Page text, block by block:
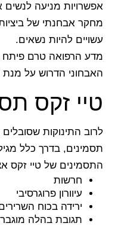
אפשרויות מניעה לנשים
מחקר אבחנתי של
עשויים להיות נשאים.
מדע הרפואה טרם פיתח
האבחוני הדרוש על מנת
טיי זקס
לרוב התינוקות
תסמינים, בדרך כלל
התסמינים של טיי זקס
חרשות
עיוורון פרוגרסיבי
ירידה בכוח
תגובת בהלה